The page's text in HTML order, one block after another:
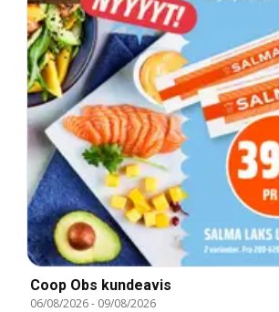
Coop Obs kundeavis
06/08/2026- 09/08/2026